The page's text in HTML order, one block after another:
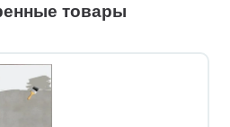
товары